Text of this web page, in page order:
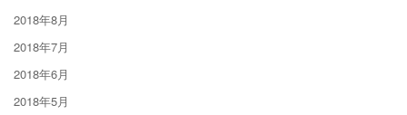
2018年8月
2018年7月
2018年6月
2018年5月